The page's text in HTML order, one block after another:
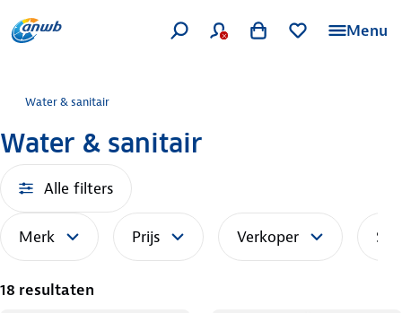
Menu
Water & sanitair
Water & sanitair
Alle filters
Merk Prijs Verkoper
18 resultaten